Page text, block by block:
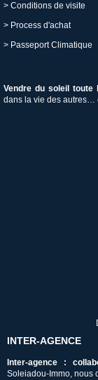
> Conditions de visite
> Process d'achat
> Passeport Climatique
Vendre du soleil toute
dans la vie des autres…
INTER-AGENCE
Inter-agence :
Soleiadou-Immo, nous